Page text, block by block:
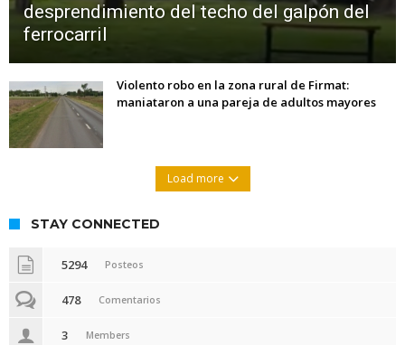
desprendimiento del techo del galpón del
ferrocarril
Violento robo en la zona rural de Firmat:
maniataron a una pareja de adultos mayores
Load more
STAY CONNECTED
5294 Posteos
478 Comentarios
3 Members